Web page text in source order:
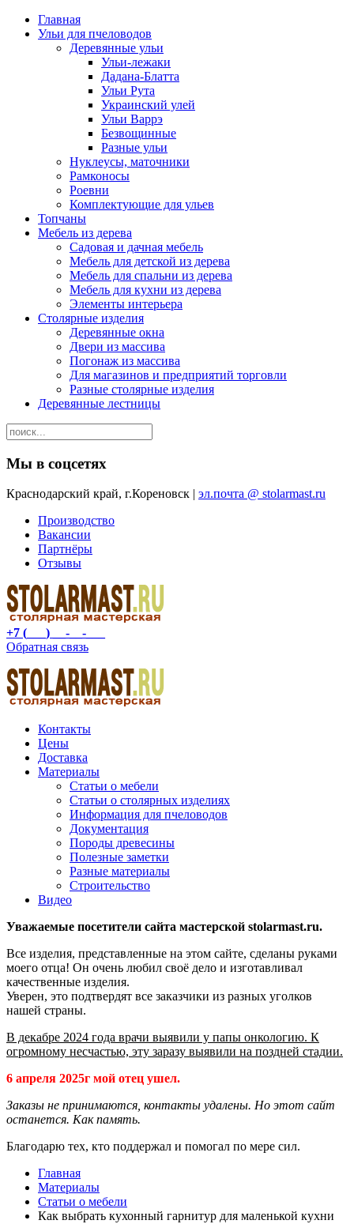
Главная
Ульи для пчеловодов
Деревянные ульи
Ульи-лежаки
Дадана-Блатта
Ульи Рута
Украинский улей
Ульи Варрэ
Безвощинные
Разные ульи
Нуклеусы, маточники
Рамконосы
Роевни
Комплектующие для ульев
Топчаны
Мебель из дерева
Садовая и дачная мебель
Мебель для детской из дерева
Мебель для спальни из дерева
Мебель для кухни из дерева
Элементы интерьера
Столярные изделия
Деревянные окна
Двери из массива
Погонаж из массива
Для магазинов и предприятий торговли
Разные столярные изделия
Деревянные лестницы
Мы в соцсетях
Краснодарский край, г.Кореновск | эл.почта @ stolarmast.ru
Производство
Вакансии
Партнёры
Отзывы
+7 (___) __-__-___
Обратная связь
Контакты
Цены
Доставка
Материалы
Статьи о мебели
Статьи о столярных изделиях
Информация для пчеловодов
Документация
Породы древесины
Полезные заметки
Разные материалы
Строительство
Видео
Уважаемые посетители сайта мастерской stolarmast.ru.
Все изделия, представленные на этом сайте, сделаны руками
моего отца! Он очень любил своё дело и изготавливал
качественные изделия.
Уверен, это подтвердят все заказчики из разных уголков
нашей страны.
В декабре 2024 года врачи выявили у папы онкологию. К
огромному несчастью, эту заразу выявили на поздней стадии.
6 апреля 2025г мой отец ушел.
Заказы не принимаются, контакты удалены. Но этот сайт
останется. Как память.
Благодарю тех, кто поддержал и помогал по мере сил.
Главная
Материалы
Статьи о мебели
Как выбрать кухонный гарнитур для маленькой кухни